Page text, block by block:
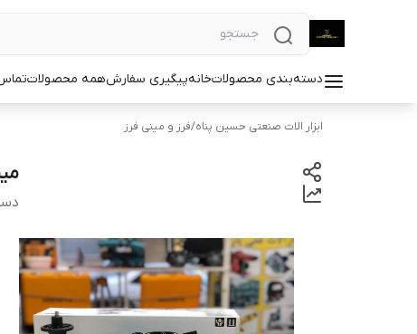
دسته‌بندی محصولاتخانهپیگیری سفارشهمه محصولات
ابزار الات صنعتی حسین پناه/فرز و مینی فرز